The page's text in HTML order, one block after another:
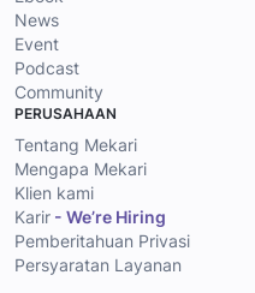
News
Event
Podcast
Community
PERUSAHAAN
Tentang Mekari
Mengapa Mekari
Klien kami
Karir - We’re Hiring
Pemberitahuan Privasi
Persyaratan Layanan